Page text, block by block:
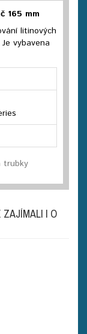
165 mm
litinových
vybavena
trubky
I O